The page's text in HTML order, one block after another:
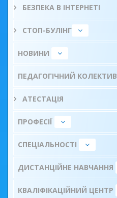
БЕЗПЕКА В ІНТЕРНЕТІ
СТОП-БУЛІНГ
НОВИНИ
ПЕДАГОГІЧНИЙ КОЛЕКТИВ
АТЕСТАЦІЯ
ПРОФЕСІЇ
СПЕЦІАЛЬНОСТІ
ДИСТАНЦІЙНЕ НАВЧАННЯ
КВАЛІФІКАЦІЙНИЙ ЦЕНТР